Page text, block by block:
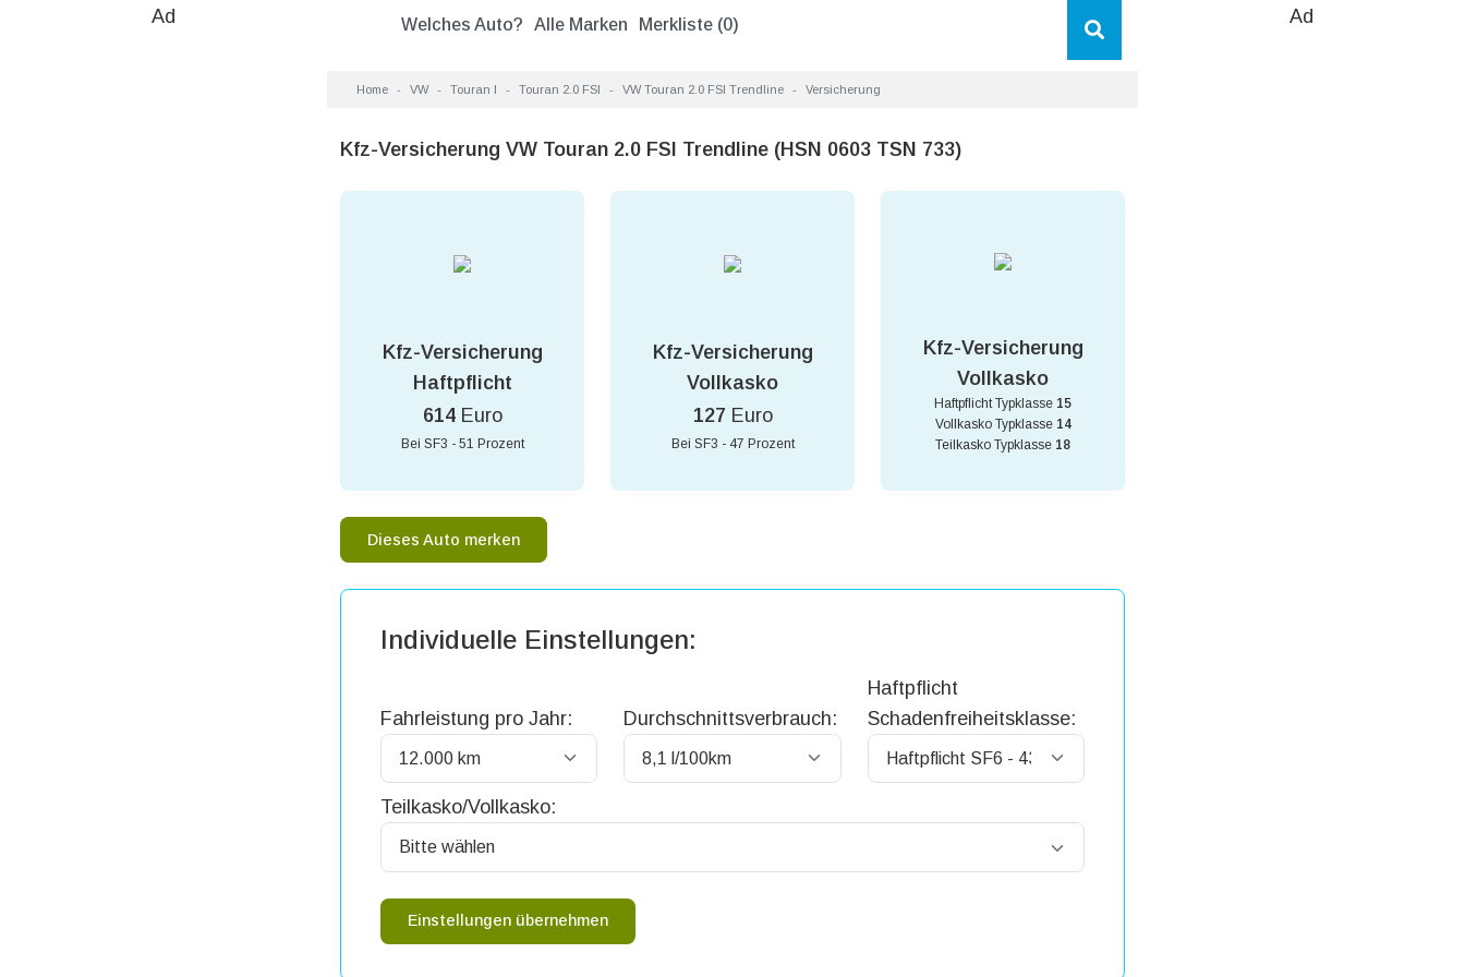
Welches Auto? Alle Marken Merkliste (0)
Ad Ad
Home VW Touran I Touran 2.0 FSI VW Touran 2.0 FSI Trendline Versicherung
Kfz-Versicherung VW Touran 2.0 FSI Trendline (HSN 0603 TSN 733)
Kfz-Versicherung
Haftpflicht
614 Euro
Bei SF3 - 51 Prozent
Kfz-Versicherung
Vollkasko
127 Euro
Bei SF3 - 47 Prozent
Kfz-Versicherung
Vollkasko
Haftpflicht Typklasse 15
Vollkasko Typklasse 14
Teilkasko Typklasse 18
Dieses Auto merken
Individuelle Einstellungen:
Fahrleistung pro Jahr: Durchschnittsverbrauch:
Haftpflicht
Schadenfreiheitsklasse:
Teilkasko/Vollkasko:
Einstellungen übernehmen